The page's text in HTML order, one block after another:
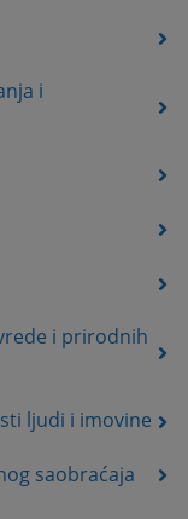
i
i prirodnih
ljudi i imovine
saobraćaja